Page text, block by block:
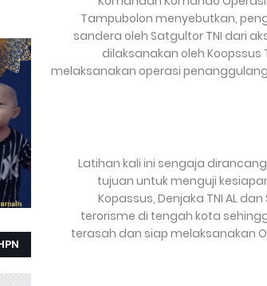
Tampubolon menyebutkan,
sandera oleh Satgultor TNI dari
dilaksanakan oleh
melaksanakan operasi
“Latihan kali ini sengaja
tujuan untuk menguji
Kopassus, Denjaka TNI AL
terorisme di tengah kota
terasah dan siap melaksanakan